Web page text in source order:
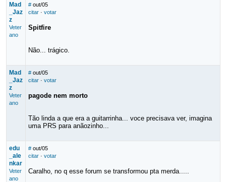
Mad
_Jaz
z
Veter
ano
# out/05
citar· votar
Spitfire
Não... trágico.
Mad
_Jaz
z
Veter
ano
# out/05
citar· votar
pagode nem morto
Tão linda a que era a guitarrinha... voce precisava ver, imagina
uma PRS para anãozinho...
edu
_ale
nkar
Veter
ano
# out/05
citar· votar
Caralho, no q esse forum se transformou pta merda.....